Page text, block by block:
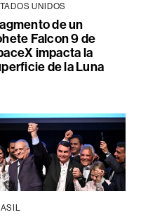
UNIDOS
de un
Falcon 9 de
impacta la
de la Luna